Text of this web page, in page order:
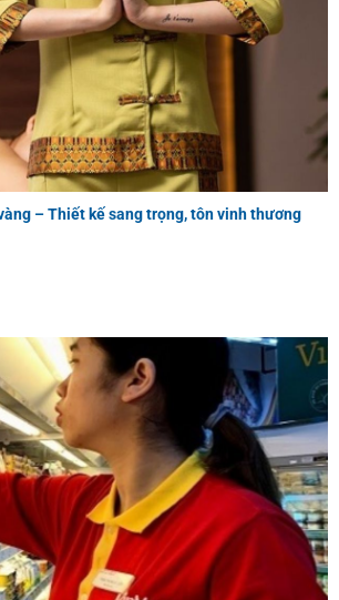
– Thiết kế sang trọng, tôn vinh thương